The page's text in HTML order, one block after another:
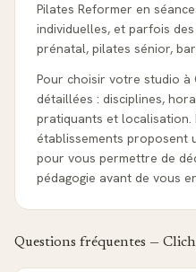
Pilates Reformer en
individuelles, et parfois
prénatal, pilates sénior,
Pour choisir votre studio à
détaillées : disciplines,
pratiquants et localisation.
établissements proposent
pour vous permettre de
pédagogie avant de vous
Questions fréquentes —